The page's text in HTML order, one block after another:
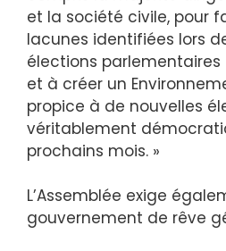
et la société civile, pour
lacunes identifiées lors
élections
et à créer un
propice à de nouvelles
véritablement
prochains mois. »
L’Assemblée exige
gouvernement de rêve